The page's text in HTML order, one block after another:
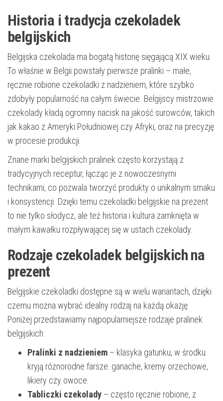
Historia i tradycja czekoladek
belgijskich
Belgijska czekolada ma bogatą historię sięgającą XIX wieku.
To właśnie w Belgii powstały pierwsze pralinki – małe,
ręcznie robione czekoladki z nadzieniem, które szybko
zdobyły popularność na całym świecie. Belgijscy mistrzowie
czekolady kładą ogromny nacisk na jakość surowców, takich
jak kakao z Ameryki Południowej czy Afryki, oraz na precyzję
w procesie produkcji.
Znane marki belgijskich pralinek często korzystają z
tradycyjnych receptur, łącząc je z nowoczesnymi
technikami, co pozwala tworzyć produkty o unikalnym smaku
i konsystencji. Dzięki temu czekoladki belgijskie na prezent
to nie tylko słodycz, ale też historia i kultura zamknięta w
małym kawałku rozpływającej się w ustach czekolady.
Rodzaje czekoladek belgijskich na
prezent
Belgijskie czekoladki dostępne są w wielu wariantach, dzięki
czemu można wybrać idealny rodzaj na każdą okazję.
Poniżej przedstawiamy najpopularniejsze rodzaje pralinek
belgijskich:
Pralinki z nadzieniem – klasyka gatunku, w środku
kryją różnorodne farsze: ganache, kremy orzechowe,
likiery czy owoce.
Tabliczki czekolady – często ręcznie robione, z